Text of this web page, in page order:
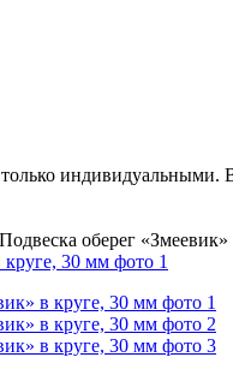
индивидуальными.
оберег